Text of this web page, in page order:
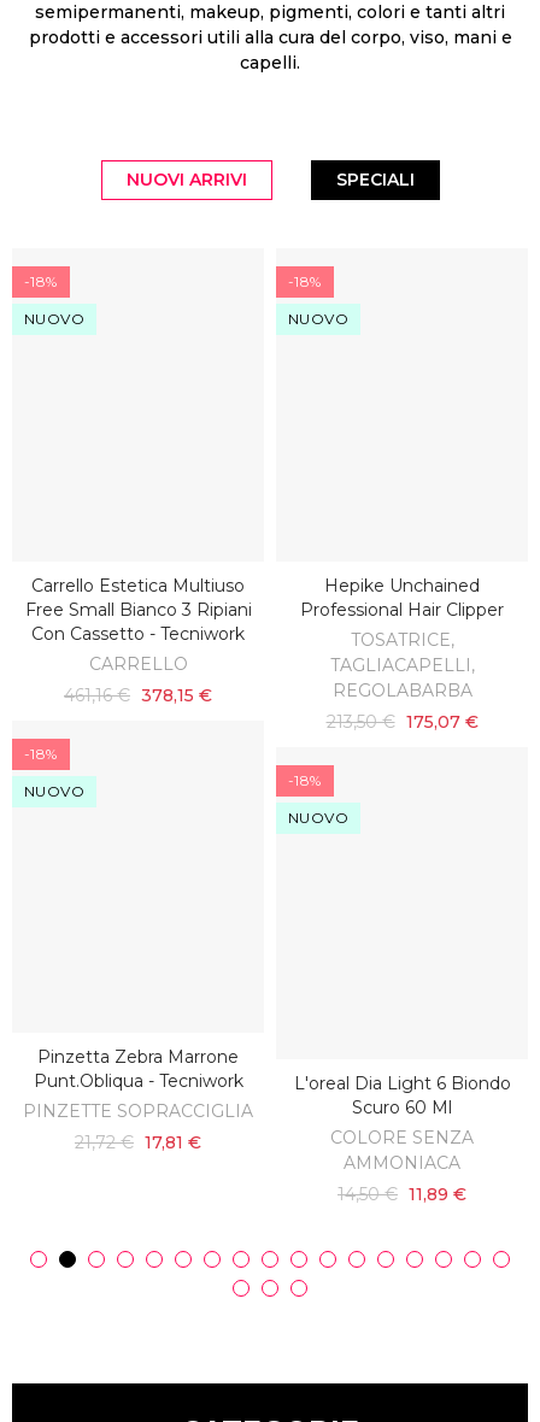
semipermanenti, makeup, pigmenti, colori e tanti altri
prodotti e accessori utili alla cura del corpo, viso, mani e
capelli.
NUOVI ARRIVI SPECIALI
-18%
NUOVO
AGGIUNGI AL CARRELLO
Carrello Estetica Multiuso
Free Small Bianco 3 Ripiani
Con Cassetto - Tecniwork
CARRELLO
461,16 € 378,15 €
-18%
NUOVO
AGGIUNGI AL CARRELLO
Pinzetta Zebra Marrone
Punt.obliqua - Tecniwork
PINZETTE SOPRACCIGLIA
21,72 € 17,81 €
-18%
NUOVO
AGGIUNGI AL CARRELLO
Hepike Unchained
Professional Hair Clipper
TOSATRICE,
TAGLIACAPELLI,
REGOLABARBA
213,50 € 175,07 €
-18%
NUOVO
AGGIUNGI AL CARRELLO
L'oreal Dia Light 6 Biondo
Scuro 60 Ml
COLORE SENZA
AMMONIACA
14,50 € 11,89 €